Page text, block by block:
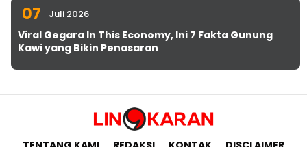
07 Juli 2026
Viral Gegara In This Economy, Ini 7 Fakta Gunung
Kawi yang Bikin Penasaran